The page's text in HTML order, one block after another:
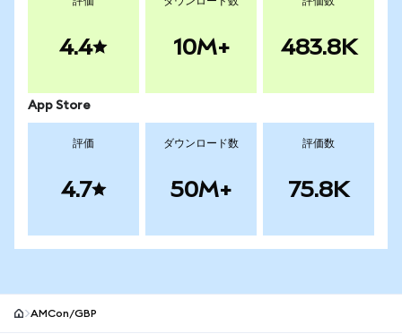
4.4 10M+ 483.8K
App Store
評価
4.7
ダウンロード数
50M+
評価数
75.8K
AMCon/GBP